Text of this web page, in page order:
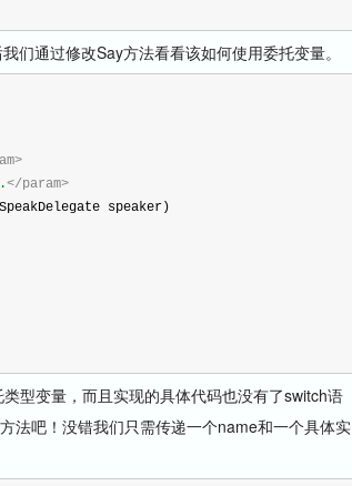
通过修改Say方法看看该如何使用委托变量。
</param>
speaker)
变量，而且实现的具体代码也没有了switch语
法吧！没错我们只需传递一个name和一个具体实